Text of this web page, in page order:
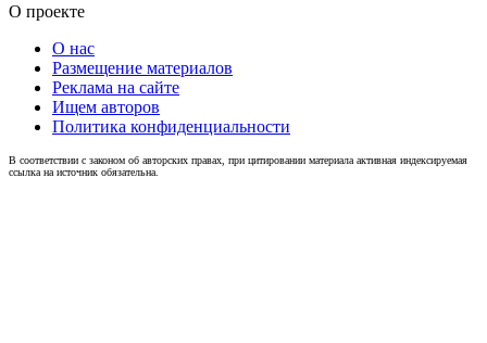
О проекте
О нас
Размещение материалов
Реклама на сайте
Ищем авторов
Политика конфиденциальности
В соответствии с законом об авторских правах, при цитировании материала активная индексируемая
ссылка на источник обязательна.